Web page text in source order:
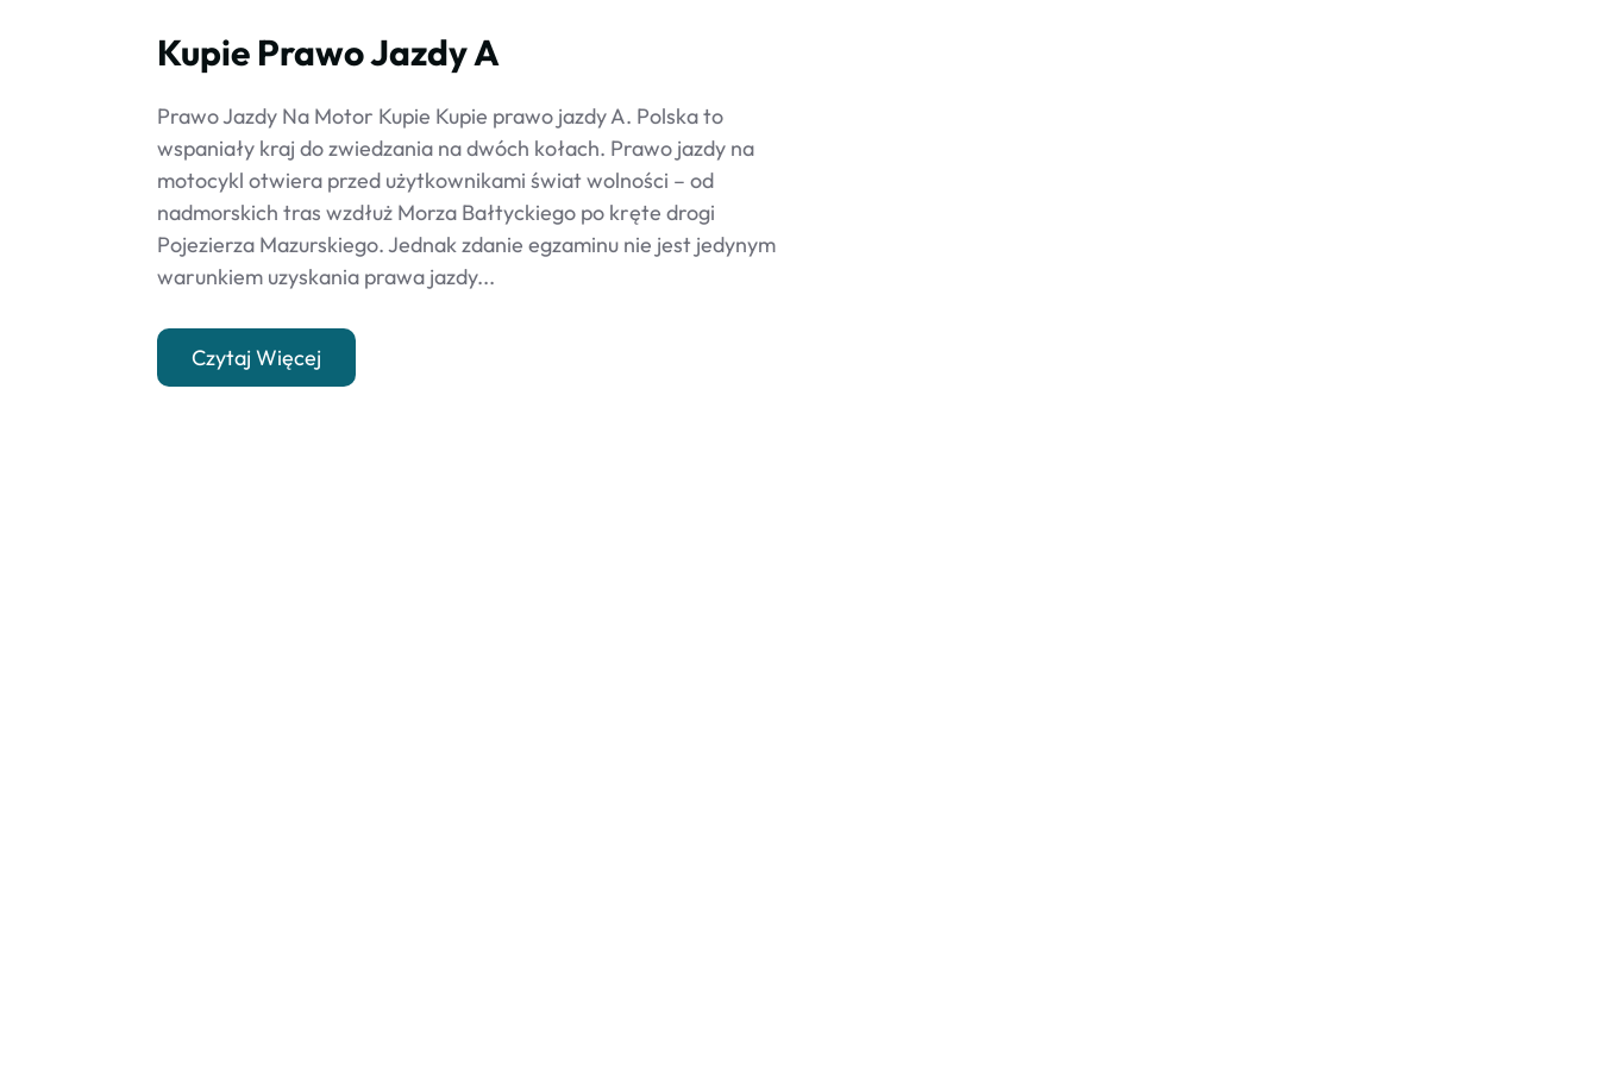
Kupie Prawo Jazdy A
Prawo Jazdy Na Motor Kupie Kupie prawo jazdy A. Polska to
wspaniały kraj do zwiedzania na dwóch kołach. Prawo jazdy na
motocykl otwiera przed użytkownikami świat wolności – od
nadmorskich tras wzdłuż Morza Bałtyckiego po kręte drogi
Pojezierza Mazurskiego. Jednak zdanie egzaminu nie jest jedynym
warunkiem uzyskania prawa jazdy...
Czytaj Więcej